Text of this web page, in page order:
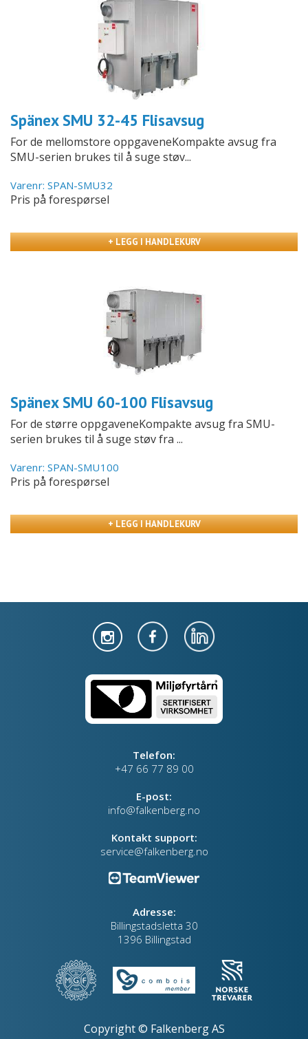
Spänex SMU 32-45 Flisavsug
For de mellomstore oppgaveneKompakte avsug fra
SMU-serien brukes til å suge støv...
Varenr: SPAN-SMU32
Pris på forespørsel
+ LEGG I HANDLEKURV
Spänex SMU 60-100 Flisavsug
For de større oppgaveneKompakte avsug fra SMU-
serien brukes til å suge støv fra ...
Varenr: SPAN-SMU100
Pris på forespørsel
+ LEGG I HANDLEKURV
Telefon:
+47 66 77 89 00
E-post:
info@falkenberg.no
Kontakt support:
service@falkenberg.no
Adresse:
Billingstadsletta 30
1396 Billingstad
Copyright © Falkenberg AS